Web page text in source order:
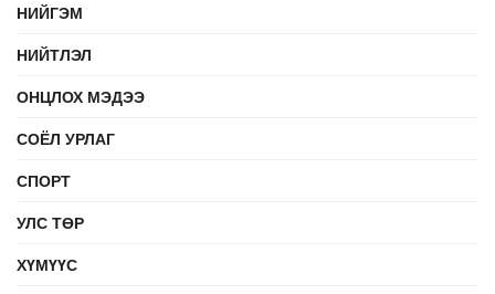
НИЙГЭМ
НИЙТЛЭЛ
ОНЦЛОХ МЭДЭЭ
СОЁЛ УРЛАГ
СПОРТ
УЛС ТӨР
ХҮМҮҮС